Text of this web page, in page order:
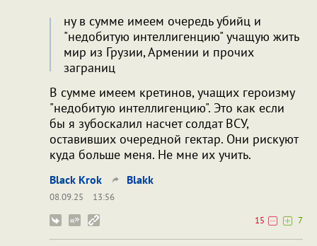
ну в сумме имеем очередь убийц и
"недобитую интеллигенцию" учащую жить
мир из Грузии, Армении и прочих
заграниц
В сумме имеем кретинов, учащих героизму
"недобитую интеллигенцию". Это как если
бы я зубоскалил насчет солдат ВСУ,
оставивших очередной гектар. Они рискуют
куда больше меня. Не мне их учить.
Black Krok Blakk
08.09.25
13:56
15
7